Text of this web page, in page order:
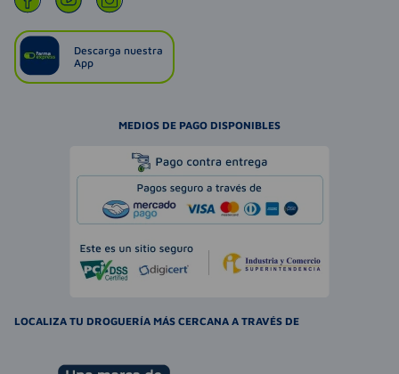
Descarga nuestra
App
MEDIOS DE PAGO DISPONIBLES
LOCALIZA TU DROGUERÍA MÁS CERCANA A TRAVÉS DE